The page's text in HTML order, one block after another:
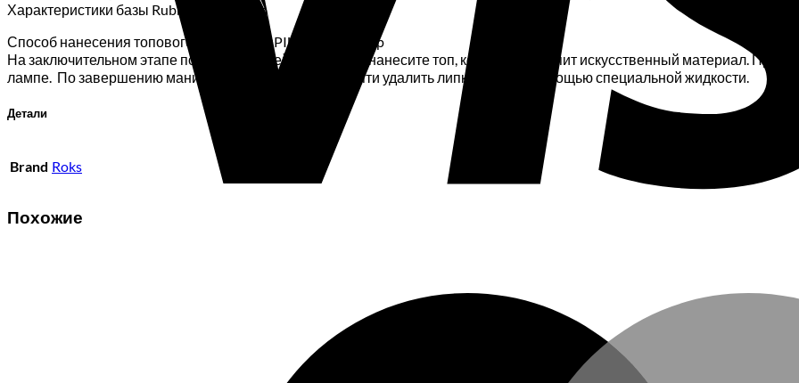
Характеристики базы Rubber Top Opium
Способ нанесения топового покрытия OPIUM Rubber Top
На заключительном этапе покрытия ногтей гель-лаком нанесите топ, который закрепит искусственный материал.
лампе. По завершению маникюра не упустите из памяти удалить липкий слой с помощью специальной жидкости.
Детали
Brand Roks
Похожие